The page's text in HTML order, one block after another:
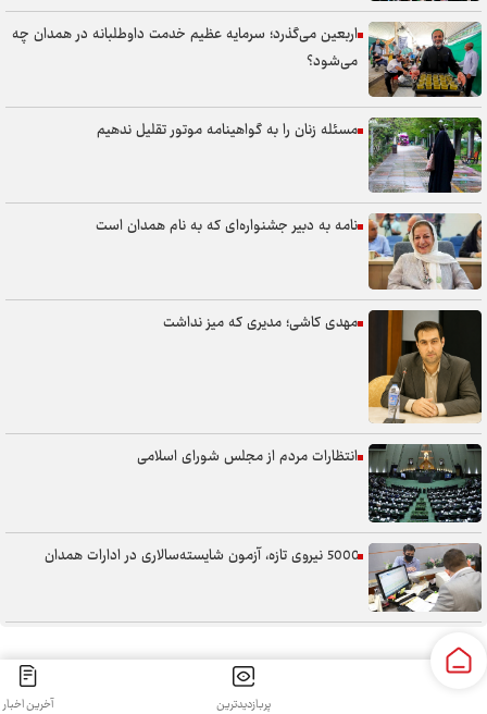
اربعین می‌گذرد؛ سرمایه عظیم خدمت داوطلبانه در همدان چه
می‌شود؟
مسئله زنان را به گواهینامه موتور تقلیل ندهیم
نامه به دبیر جشنواره‌ای که به نام همدان است
مهدی کاشی؛ مدیری که میز نداشت
انتظارات مردم از مجلس شورای اسلامی
5000 نیروی تازه، آزمون شایسته‌سالاری در ادارات همدان
پربازدیدترین آخرین اخبار